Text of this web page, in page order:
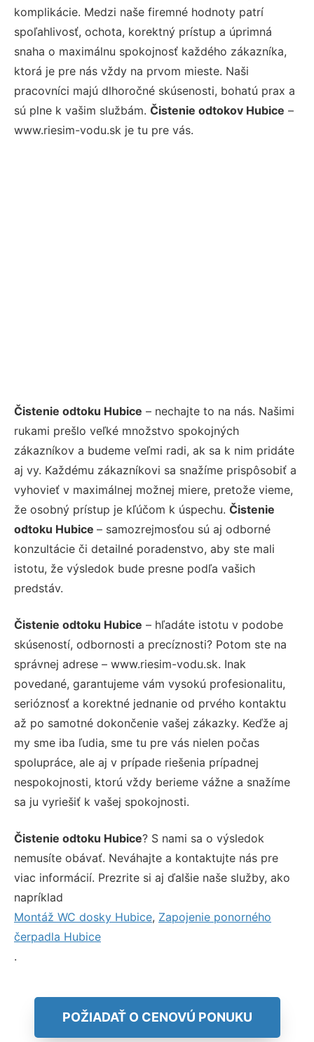
komplikácie. Medzi naše firemné hodnoty patrí
spoľahlivosť, ochota, korektný prístup a úprimná
snaha o maximálnu spokojnosť každého zákazníka,
ktorá je pre nás vždy na prvom mieste. Naši
pracovníci majú dlhoročné skúsenosti, bohatú prax a
sú plne k vašim službám. Čistenie odtokov Hubice –
www.riesim-vodu.sk je tu pre vás.
Čistenie odtoku Hubice – nechajte to na nás. Našimi
rukami prešlo veľké množstvo spokojných
zákazníkov a budeme veľmi radi, ak sa k nim pridáte
aj vy. Každému zákazníkovi sa snažíme prispôsobiť a
vyhovieť v maximálnej možnej miere, pretože vieme,
že osobný prístup je kľúčom k úspechu. Čistenie
odtoku Hubice – samozrejmosťou sú aj odborné
konzultácie či detailné poradenstvo, aby ste mali
istotu, že výsledok bude presne podľa vašich
predstáv.
Čistenie odtoku Hubice – hľadáte istotu v podobe
skúseností, odbornosti a precíznosti? Potom ste na
správnej adrese – www.riesim-vodu.sk. Inak
povedané, garantujeme vám vysokú profesionalitu,
serióznosť a korektné jednanie od prvého kontaktu
až po samotné dokončenie vašej zákazky. Keďže aj
my sme iba ľudia, sme tu pre vás nielen počas
spolupráce, ale aj v prípade riešenia prípadnej
nespokojnosti, ktorú vždy berieme vážne a snažíme
sa ju vyriešiť k vašej spokojnosti.
Čistenie odtoku Hubice? S nami sa o výsledok
nemusíte obávať. Neváhajte a kontaktujte nás pre
viac informácií. Prezrite si aj ďalšie naše služby, ako
napríklad
Montáž WC dosky Hubice, Zapojenie ponorného
čerpadla Hubice
.
POŽIADAŤ O CENOVÚ PONUKU